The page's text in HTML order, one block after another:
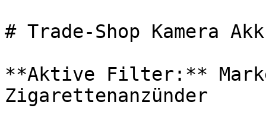
# Trade-Shop Kamera
**Aktive Filter:**
Zigarettenanzünder